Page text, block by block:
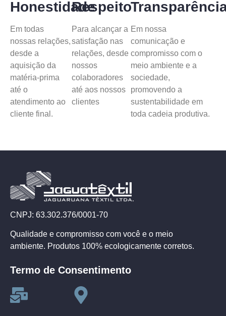
Honestidade
Em todas
nossas relações,
desde a
aquisição da
matéria-prima
até o
atendimento ao
cliente final.
Respeito
Para alcançar a
satisfação nas
relações, desde
nossos
colaboradores
até aos nossos
clientes
Em nossa
comunicação e
compromisso com o
meio ambiente e a
sociedade,
promovendo a
sustentabilidade em
toda cadeia produtiva.
CNPJ: 63.302.376/0001-70
Qualidade e compromisso com você e o meio
ambiente. Produtos 100% ecologicamente corretos.
Termo de Consentimento